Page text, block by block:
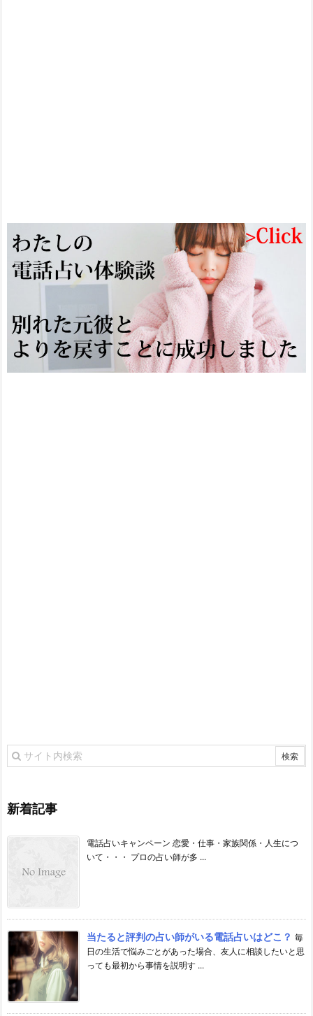
新着記事
電話占いキャンペーン 恋愛・仕事・家族関係・人生につ
いて・・・ プロの占い師が多 ...
当たると評判の占い師がいる電話占いはどこ？ 毎
日の生活で悩みごとがあった場合、友人に相談したいと思
っても最初から事情を説明す ...